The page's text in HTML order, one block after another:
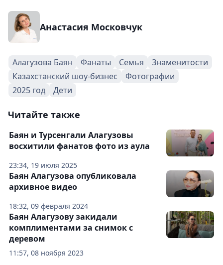
Анастасия Московчук
Алагузова Баян Фанаты Семья
Знаменитости
Казахстанский шоу-бизнес
Фотографии
2025 год
Дети
Читайте также
23:34, 19 июля 2025
Баян и Турсенгали Алагузовы
восхитили фанатов фото из аула
18:32, 09 февраля 2024
Баян Алагузова опубликовала
архивное видео
11:57, 08 ноября 2023
Баян Алагузову закидали
комплиментами за снимок с
деревом